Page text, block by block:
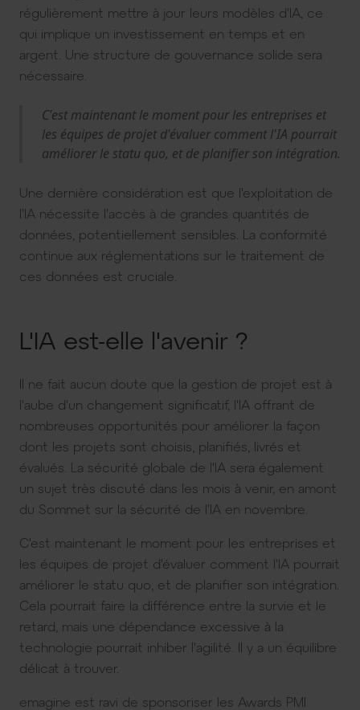
régulièrement mettre à jour leurs modèles d'IA, ce
qui implique un investissement en temps et en
argent. Une structure de gouvernance solide sera
nécessaire.
C'est maintenant le moment pour les entreprises et
les équipes de projet d'évaluer comment l'IA pourrait
améliorer le statu quo, et de planifier son intégration.
Une dernière considération est que l'exploitation de
l'IA nécessite l'accès à de grandes quantités de
données, potentiellement sensibles. La conformité
continue aux réglementations sur le traitement de
ces données est cruciale.
L'IA est-elle l'avenir ?
Il ne fait aucun doute que la gestion de projet est à
l'aube d'un changement significatif, l'IA offrant de
nombreuses opportunités pour améliorer la façon
dont les projets sont choisis, planifiés, livrés et
évalués. La sécurité globale de l'IA sera également
un sujet très discuté dans les mois à venir, en amont
du Sommet sur la sécurité de l'IA en novembre.
C'est maintenant le moment pour les entreprises et
les équipes de projet d'évaluer comment l'IA pourrait
améliorer le statu quo, et de planifier son intégration.
Cela pourrait faire la différence entre la survie et le
retard, mais une dépendance excessive à la
technologie pourrait inhiber l'agilité. Il y a un équilibre
délicat à trouver.
emagine est ravi de sponsoriser les Awards PMI